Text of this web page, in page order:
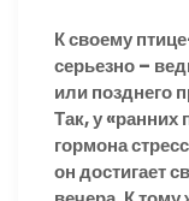
К своему
серьезно –
или позднего
Так, у «ранних
гормона
он достигает